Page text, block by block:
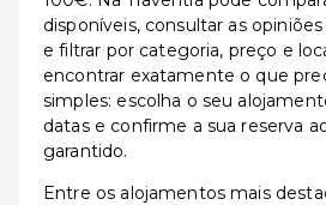
disponíveis, consultar as
e filtrar por categoria, preço e
encontrar exatamente o que
simples: escolha o seu
datas e confirme a sua reserva
garantido.
Entre os alojamentos mais